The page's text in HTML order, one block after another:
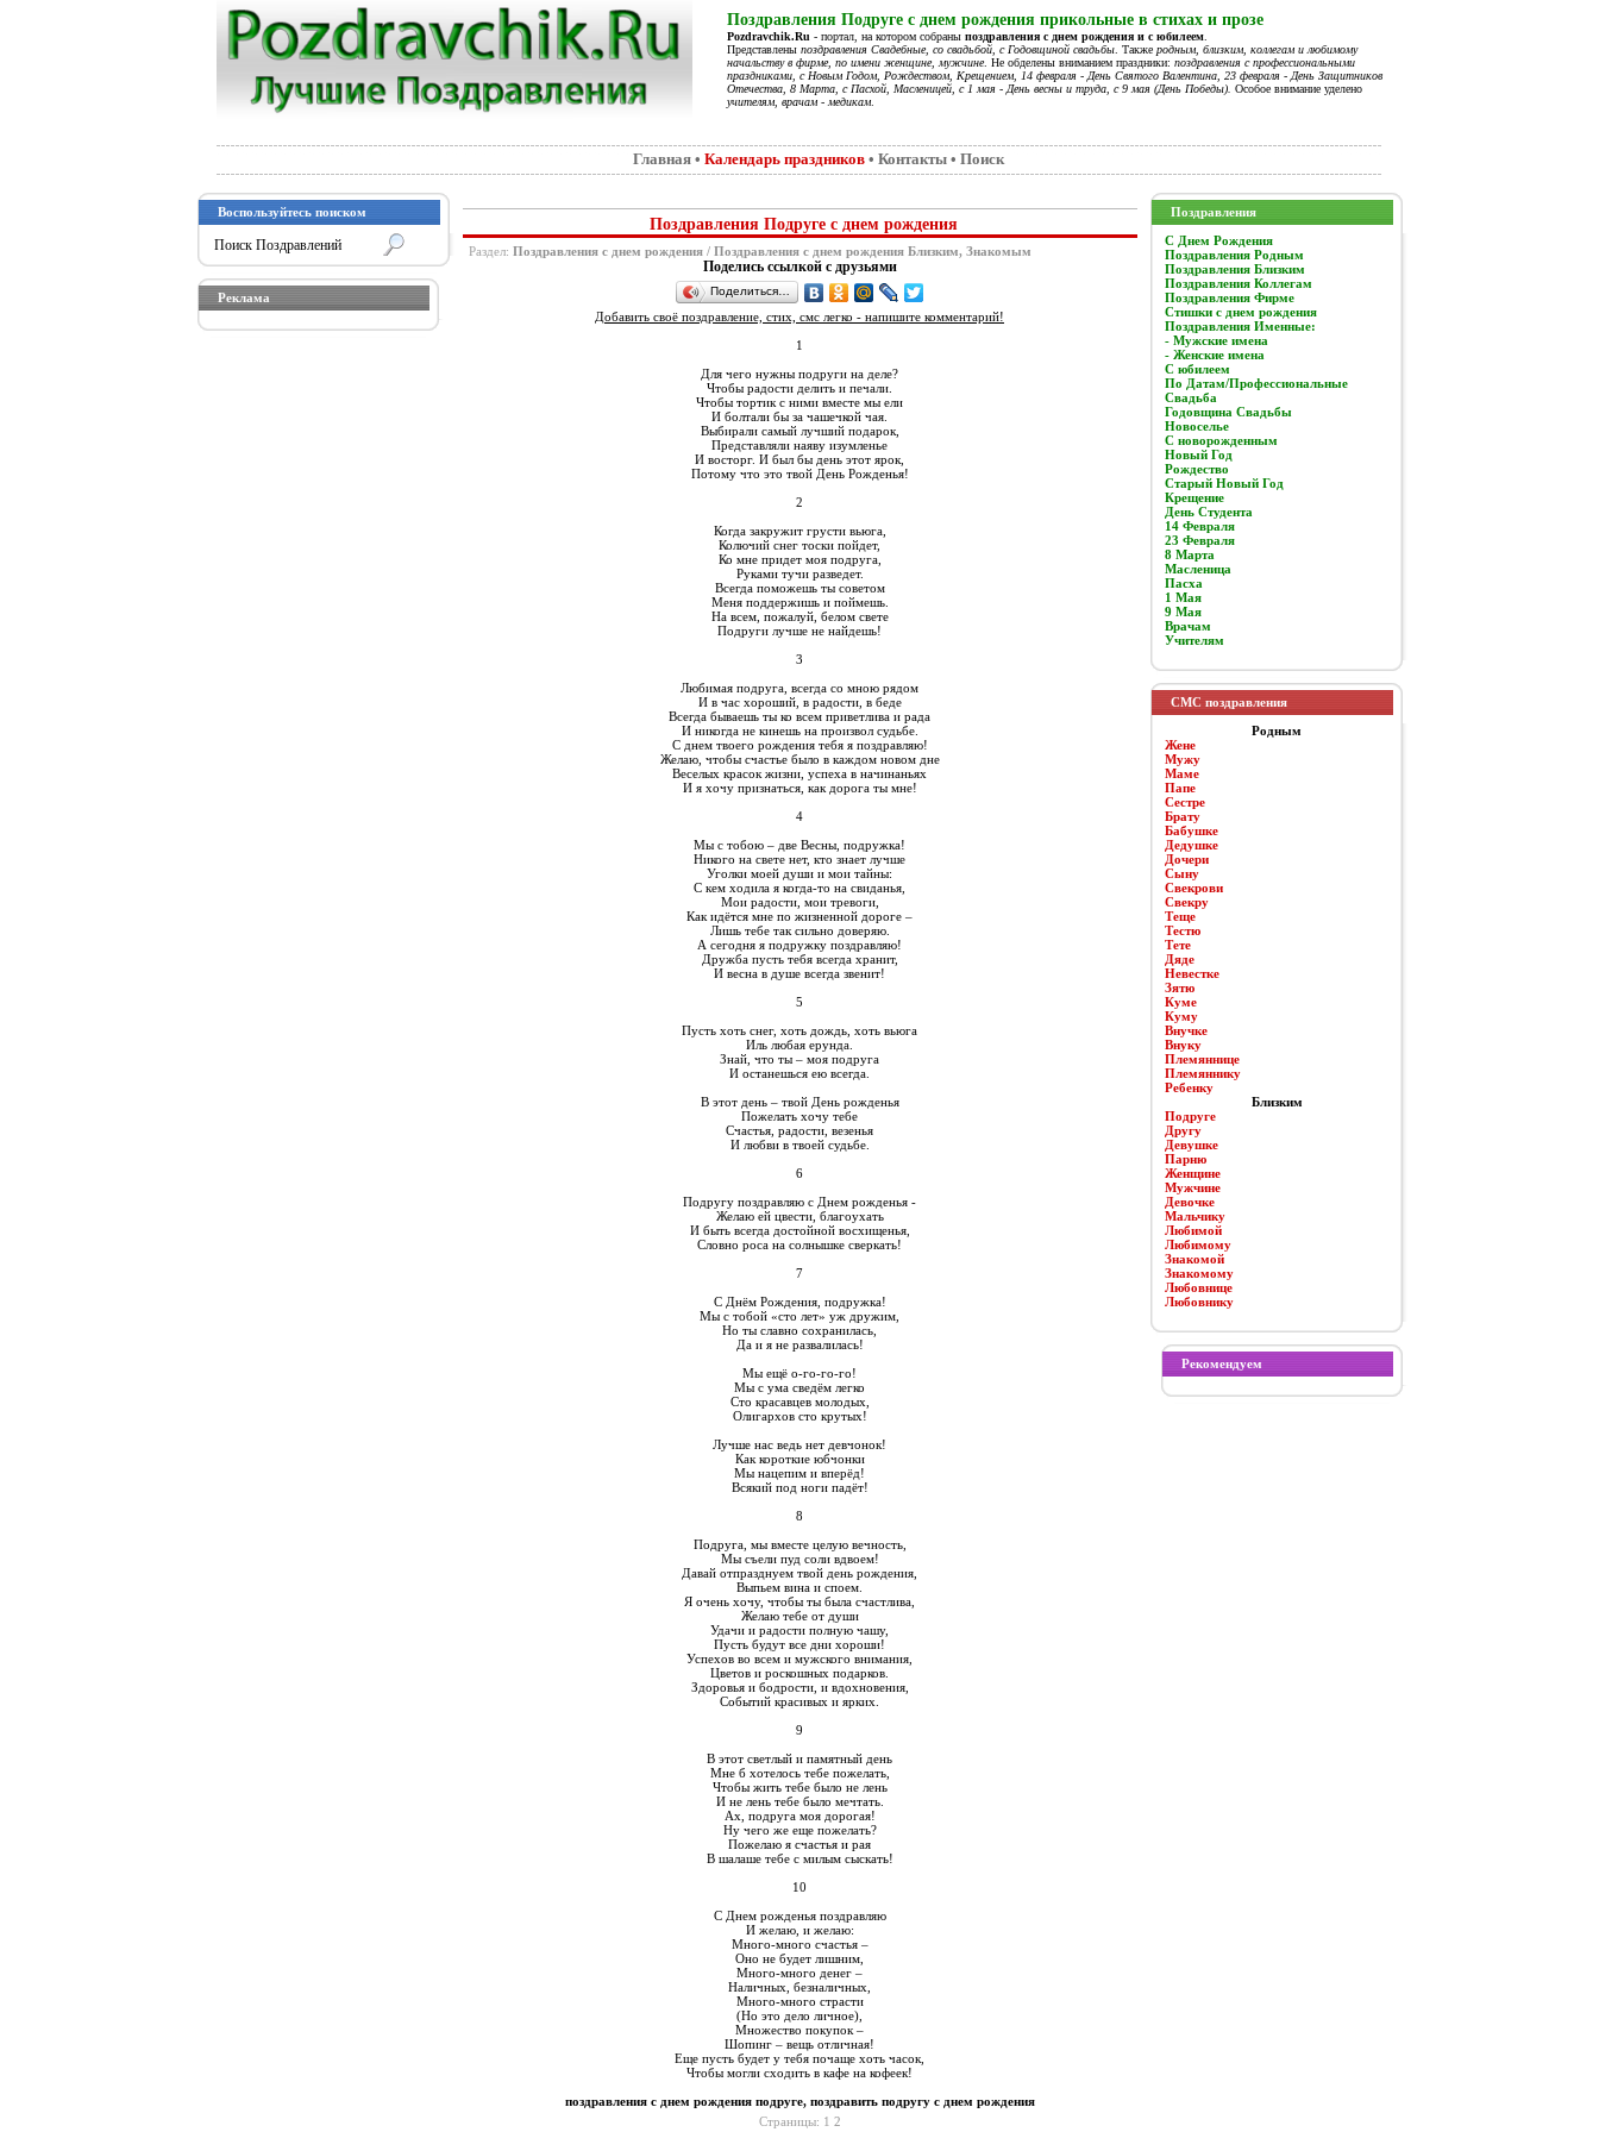
Поздравления Подруге с днем рождения прикольные в стихах и прозе
Pozdravchik.Ru - портал, на котором собраны поздравления с днем рождения и с юбилеем
Представлены поздравления Свадебные, со свадьбой, с Годовщиной свадьбы . Также родным, близким, коллегам и любимому
начальству в фирме, по имени женщине, мужчине. Не обделены вниманием праздники: поздравления с профессиональными
праздниками, с Новым Годом, Рождеством, Крещением, 14 февраля - День Святого Валентина, 23 февраля - День Защитников
Отечества, 8 Марта, с Пасхой, Масленицей, с 1 мая - День весны и труда, с 9 мая (День Победы). Особое внимание уделено
учителям, врачам - медикам
Главная • Календарь праздников • Контакты • Поиск
Воспользуйтесь поиском
Реклама
Поздравления Подруге с днем рождения
Раздел: Поздравления с днем рождения/ Поздравления с днем рождения Близким, Знакомым
Поделись ссылкой с друзьями
Поделиться…
Добавить своё поздравление, стих, смс легко - напишите комментарий!
1
Для чего нужны подруги на деле?
Чтобы радости делить и печали.
Чтобы тортик с ними вместе мы ели
И болтали бы за чашечкой чая.
Выбирали самый лучший подарок,
Представляли наяву изумленье
И восторг. И был бы день этот ярок,
Потому что это твой День Рожденья!
2
Когда закружит грусти вьюга,
Колючий снег тоски пойдет,
Ко мне придет моя подруга,
Руками тучи разведет.
Всегда поможешь ты советом
Меня поддержишь и поймешь.
На всем, пожалуй, белом свете
Подруги лучше не найдешь!
3
Любимая подруга, всегда со мною рядом
И в час хороший, в радости, в беде
Всегда бываешь ты ко всем приветлива и рада
И никогда не кинешь на произвол судьбе.
С днем твоего рождения тебя я поздравляю!
Желаю, чтобы счастье было в каждом новом дне
Веселых красок жизни, успеха в начинаньях
И я хочу признаться, как дорога ты мне!
4
Мы с тобою – две Весны, подружка!
Никого на свете нет, кто знает лучше
Уголки моей души и мои тайны:
С кем ходила я когда-то на свиданья,
Мои радости, мои тревоги,
Как идётся мне по жизненной дороге –
Лишь тебе так сильно доверяю.
А сегодня я подружку поздравляю!
Дружба пусть тебя всегда хранит,
И весна в душе всегда звенит!
5
Пусть хоть снег, хоть дождь, хоть вьюга
Иль любая ерунда.
Знай, что ты – моя подруга
И останешься ею всегда.
В этот день – твой День рожденья
Пожелать хочу тебе
Счастья, радости, везенья
И любви в твоей судьбе.
6
Подругу поздравляю с Днем рожденья -
Желаю ей цвести, благоухать
И быть всегда достойной восхищенья,
Словно роса на солнышке сверкать!
7
С Днём Рождения, подружка!
Мы с тобой «сто лет» уж дружим,
Но ты славно сохранилась,
Да и я не развалилась!
Мы ещё о-го-го-го!
Мы с ума сведём легко
Сто красавцев молодых,
Олигархов сто крутых!
Лучше нас ведь нет девчонок!
Как короткие юбчонки
Мы нацепим и вперёд!
Всякий под ноги падёт!
8
Подруга, мы вместе целую вечность,
Мы съели пуд соли вдвоем!
Давай отпразднуем твой день рождения,
Выпьем вина и споем.
Я очень хочу, чтобы ты была счастлива,
Желаю тебе от души
Удачи и радости полную чашу,
Пусть будут все дни хороши!
Успехов во всем и мужского внимания,
Цветов и роскошных подарков.
Здоровья и бодрости, и вдохновения,
Событий красивых и ярких.
9
В этот светлый и памятный день
Мне б хотелось тебе пожелать,
Чтобы жить тебе было не лень
И не лень тебе было мечтать.
Ах, подруга моя дорогая!
Ну чего же еще пожелать?
Пожелаю я счастья и рая
В шалаше тебе с милым сыскать!
10
С Днем рожденья поздравляю
И желаю, и желаю:
Много-много счастья –
Оно не будет лишним,
Много-много денег –
Наличных, безналичных,
Много-много страсти
(Но это дело личное),
Множество покупок –
Шопинг – вещь отличная!
Еще пусть будет у тебя почаще хоть часок,
Чтобы могли сходить в кафе на кофеек!
поздравления с днем рождения подруге, поздравить подругу с днем рождения
Страницы: 1 2
Поздравления
C Днем Рождения
Поздравления Родным
Поздравления Близким
Поздравления Коллегам
Поздравления Фирме
Стишки с днем рождения
Поздравления Именные:
- Мужские имена
- Женские имена
С юбилеем
По Датам/Профессиональные
Свадьба
Годовщина Свадьбы
Новоселье
С новорожденным
Новый Год
Рождество
Старый Новый Год
Крещение
День Студента
14 Февраля
23 Февраля
8 Марта
Масленица
Пасха
1 Мая
9 Мая
Врачам
Учителям
СМС поздравления
Родным
Жене
Мужу
Маме
Папе
Сестре
Брату
Бабушке
Дедушке
Дочери
Сыну
Свекрови
Свекру
Теще
Тестю
Тете
Дяде
Невестке
Зятю
Куме
Куму
Внучке
Внуку
Племяннице
Племяннику
Ребенку
Близким
Подруге
Другу
Девушке
Парню
Женщине
Мужчине
Девочке
Мальчику
Любимой
Любимому
Знакомой
Знакомому
Любовнице
Любовнику
Рекомендуем